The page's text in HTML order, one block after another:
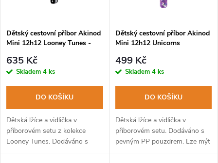
p
r
o
d
u
s
p
r
d
u
Dětský cestovní příbor Akinod
Mini 12h12 Looney Tunes -
635 Kč
Skladem 4 ks
DO KOŠÍKU
Dětská lžíce a vidlička v
příborovém setu z kolekce
Looney Tunes. Dodáváno s
pevným PP pouzdrem. Lze mýt
Dětský cestovní příbor Akinod
Mini 12h12 Unicorns
499 Kč
Skladem 4 ks
DO KOŠÍKU
Dětská lžíce a vidlička v
příborovém setu. Dodáváno s
pevným PP pouzdrem. Lze mýt
v myčce na nádobí.